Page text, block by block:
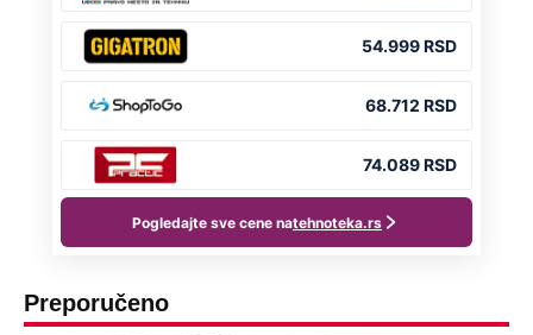
Preporučeno